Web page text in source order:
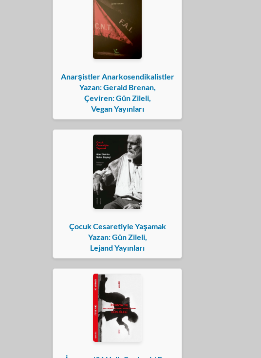
Anarşistler Anarkosendikalistler
Yazan: Gerald Brenan,
Çeviren: Gün Zileli,
Vegan Yayınları
Çocuk Cesaretiyle Yaşamak
Yazan: Gün Zileli,
Lejand Yayınları